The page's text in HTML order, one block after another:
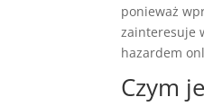
ponieważ
zainteresuje
hazardem
Czym